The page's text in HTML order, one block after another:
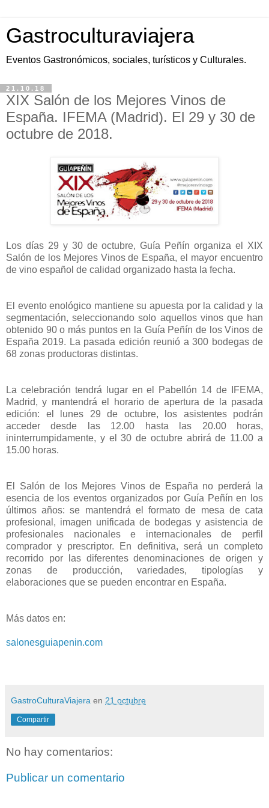
Gastroculturaviajera
Eventos Gastronómicos, sociales, turísticos y Culturales.
21.10.18
XIX Salón de los Mejores Vinos de
España. IFEMA (Madrid). El 29 y 30 de
octubre de 2018.
Los días 29 y 30 de octubre, Guía Peñín organiza el XIX
Salón de los Mejores Vinos de España, el mayor encuentro
de vino español de calidad organizado hasta la fecha.
El evento enológico mantiene su apuesta por la calidad y la
segmentación, seleccionando solo aquellos vinos que han
obtenido 90 o más puntos en la Guía Peñín de los Vinos de
España 2019. La pasada edición reunió a 300 bodegas de
68 zonas productoras distintas.
La celebración tendrá lugar en el Pabellón 14 de IFEMA,
Madrid, y mantendrá el horario de apertura de la pasada
edición: el lunes 29 de octubre, los asistentes podrán
acceder desde las 12.00 hasta las 20.00 horas,
ininterrumpidamente, y el 30 de octubre abrirá de 11.00 a
15.00 horas.
El Salón de los Mejores Vinos de España no perderá la
esencia de los eventos organizados por Guía Peñín en los
últimos años: se mantendrá el formato de mesa de cata
profesional, imagen unificada de bodegas y asistencia de
profesionales nacionales e internacionales de perfil
comprador y prescriptor. En definitiva, será un completo
recorrido por las diferentes denominaciones de origen y
zonas de producción, variedades, tipologías y
elaboraciones que se pueden encontrar en España.
Más datos en:
salonesguiapenin.com
GastroCulturaViajera en 21 octubre
Compartir
No hay comentarios:
Publicar un comentario